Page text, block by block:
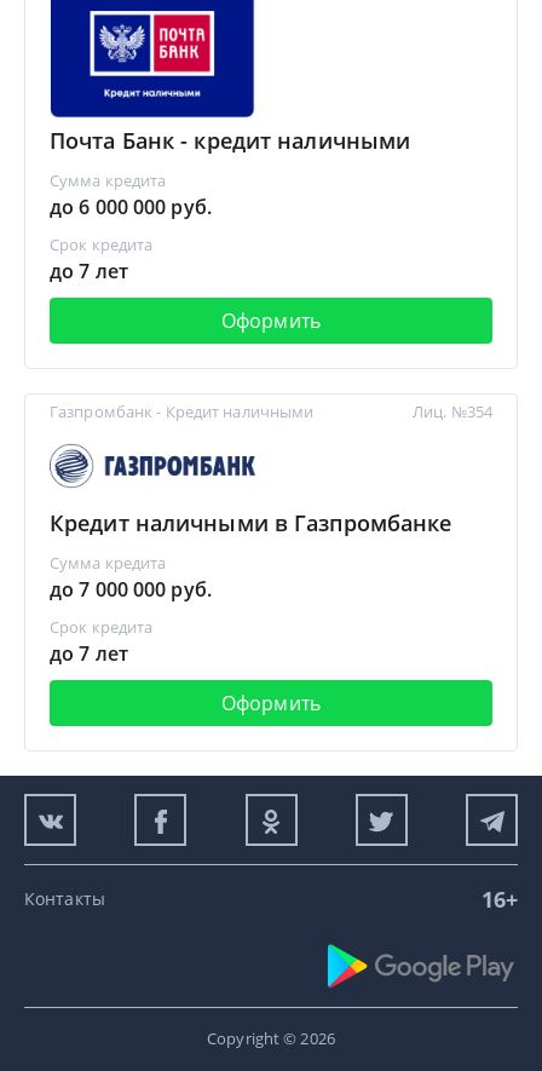
Почта Банк - кредит наличными
Сумма кредита
до 6 000 000 руб.
Срок кредита
до 7 лет
Оформить
Газпромбанк - Кредит наличными
Кредит наличными в Газпромбанке
Сумма кредита
до 7 000 000 руб.
Срок кредита
до 7 лет
Оформить
Лиц. №354
Контакты 16+
Copyright © 2026